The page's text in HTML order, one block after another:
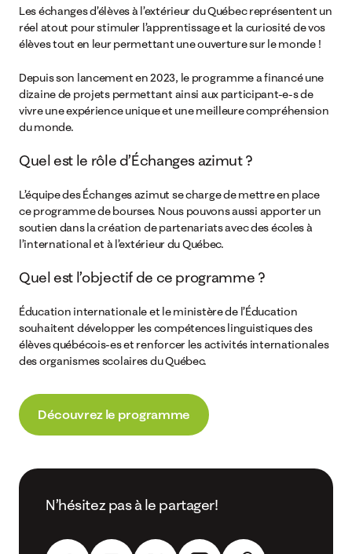
Les échanges d’élèves à l’extérieur du Québec représentent un
réel atout pour stimuler l’apprentissage et la curiosité de vos
élèves tout en leur permettant une ouverture sur le monde !
Depuis son lancement en 2023, le programme a financé une
dizaine de projets permettant ainsi aux participant-e-s de
vivre une expérience unique et une meilleure compréhension
du monde.
Quel est le rôle d’Échanges azimut ?
L’équipe des Échanges azimut se charge de mettre en place
ce programme de bourses. Nous pouvons aussi apporter un
soutien dans la création de partenariats avec des écoles à
l’international et à l’extérieur du Québec.
Quel est l’objectif de ce programme ?
Éducation internationale et le ministère de l’Éducation
souhaitent développer les compétences linguistiques des
élèves québécois-es et renforcer les activités internationales
des organismes scolaires du Québec.
Découvrez le programme
N’hésitez pas à le partager!